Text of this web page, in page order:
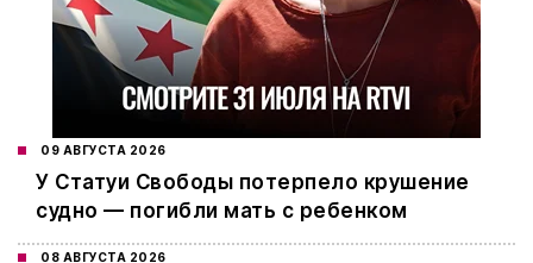
09 АВГУСТА 2026
У Статуи Свободы потерпело крушение
судно — погибли мать с ребенком
08 АВГУСТА 2026